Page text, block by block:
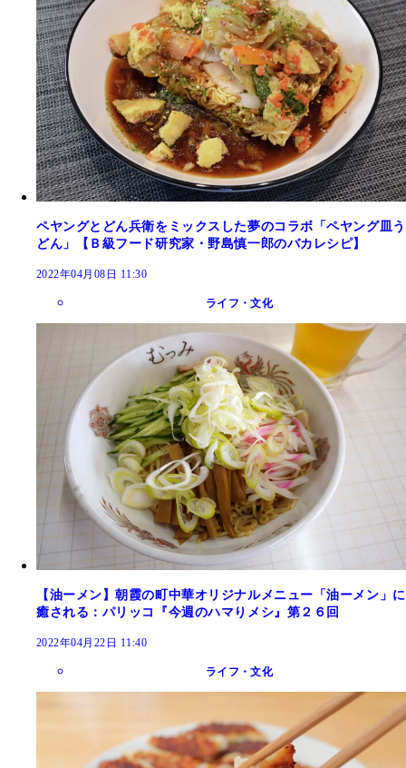
ペヤングとどん兵衛をミックスした夢のコラボ「ペヤング皿う
どん」【Ｂ級フード研究家・野島慎一郎のバカレシピ】
2022年04月08日 11:30
ライフ・文化
【油ーメン】朝霞の町中華オリジナルメニュー「油ーメン」に
癒される：パリッコ『今週のハマりメシ』第２６回
2022年04月22日 11:40
ライフ・文化